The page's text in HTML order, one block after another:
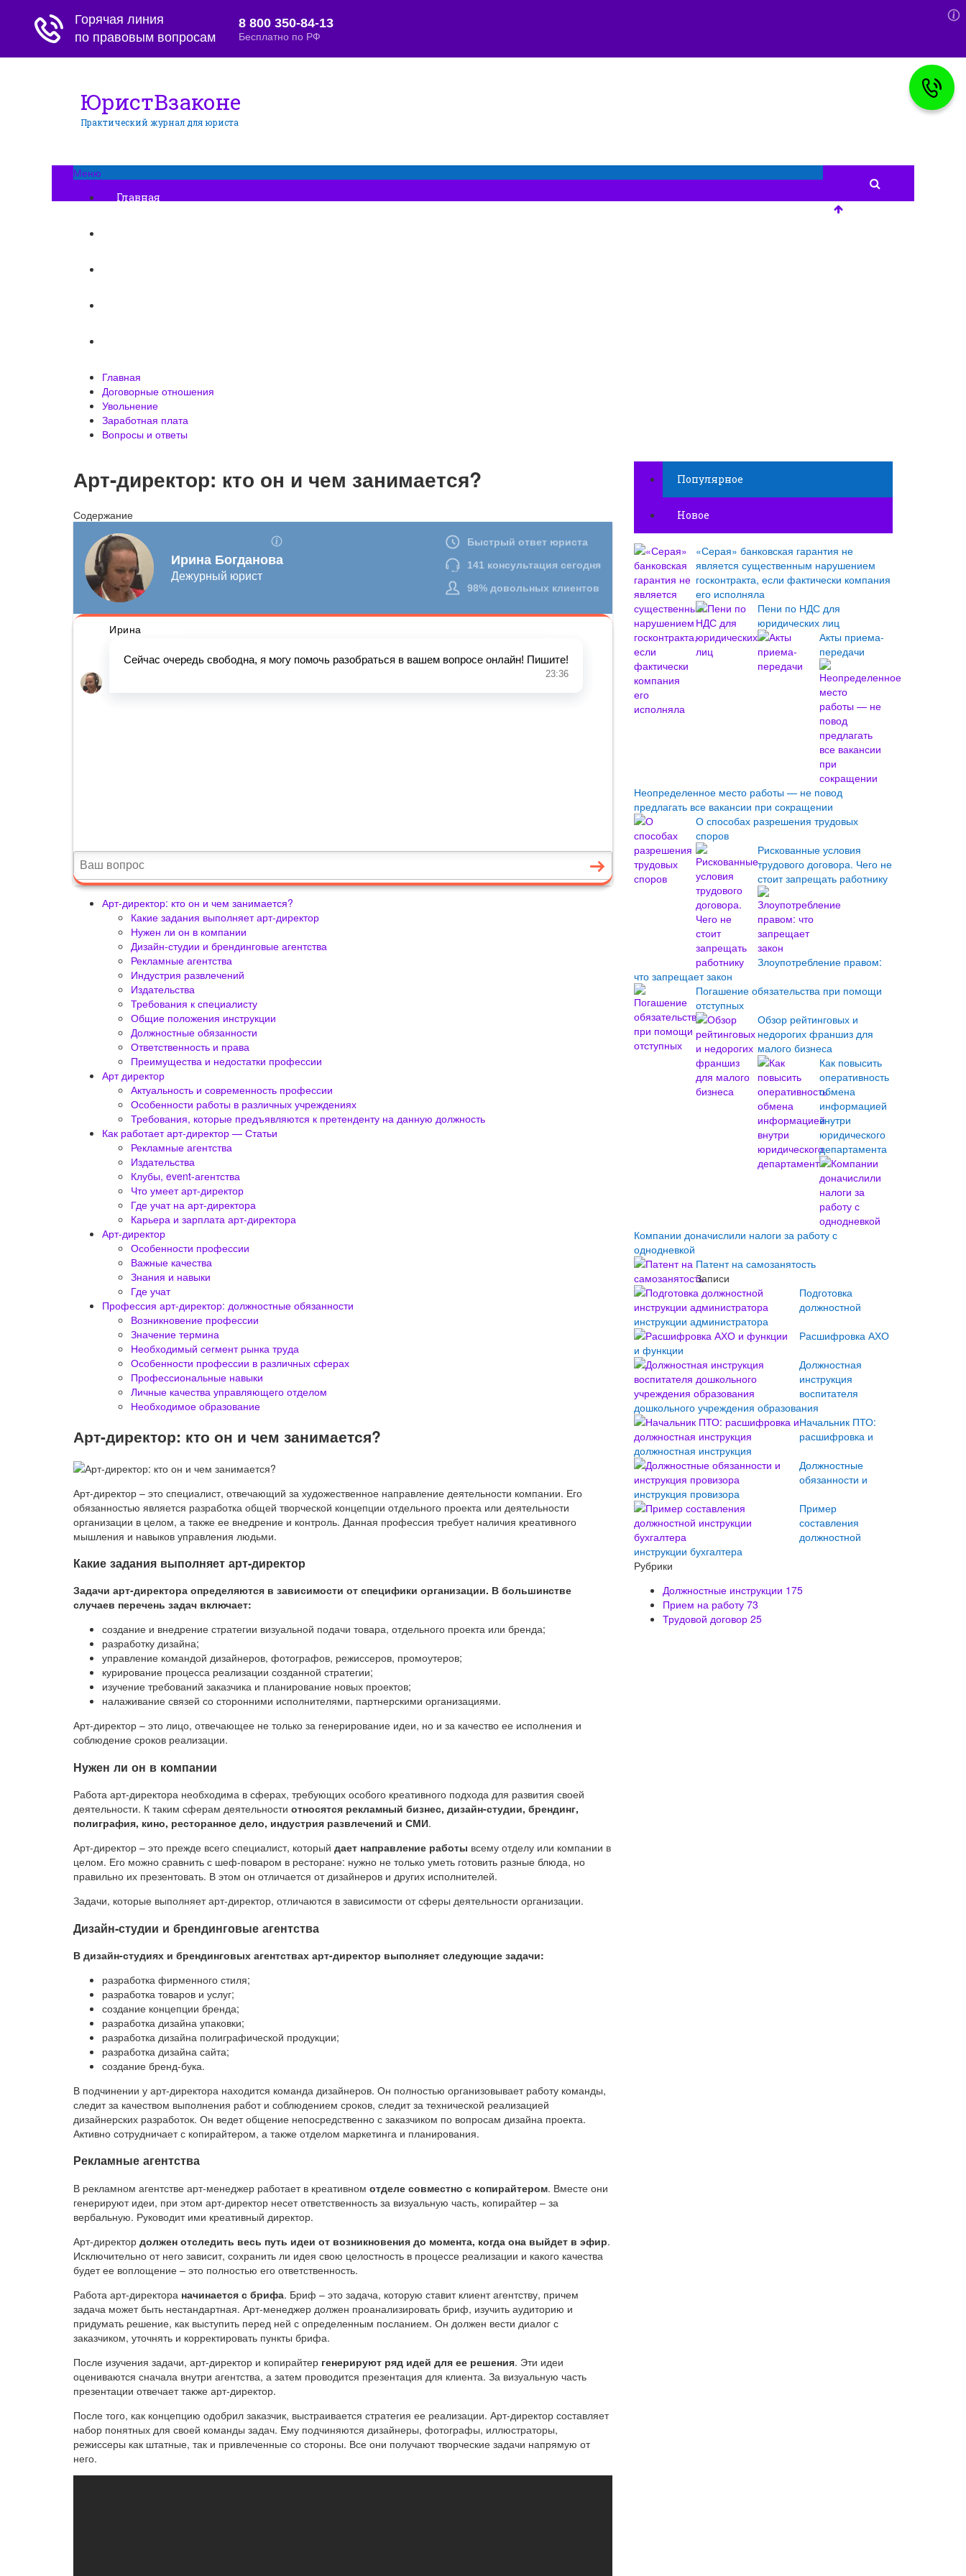
ЮристВзаконе
Практический журнал для юриста
Меню
Главная
Главная
Договорные отношения
Увольнение
Заработная плата
Вопросы и ответы
Арт-директор: кто он и чем занимается?
Содержание
Арт-директор: кто он и чем занимается?
Какие задания выполняет арт-директор
Нужен ли он в компании
Дизайн-студии и брендинговые агентства
Рекламные агентства
Индустрия развлечений
Издательства
Требования к специалисту
Общие положения инструкции
Должностные обязанности
Ответственность и права
Преимущества и недостатки профессии
Арт директор
Актуальность и современность профессии
Особенности работы в различных учреждениях
Требования, которые предъявляются к претенденту на данную должность
Как работает арт-директор — Статьи
Рекламные агентства
Издательства
Клубы, event-агентства
Что умеет арт-директор
Где учат на арт-директора
Карьера и зарплата арт-директора
Арт-директор
Особенности профессии
Важные качества
Знания и навыки
Где учат
Профессия арт-директор: должностные обязанности
Возникновение профессии
Значение термина
Необходимый сегмент рынка труда
Особенности профессии в различных сферах
Профессиональные навыки
Личные качества управляющего отделом
Необходимое образование
Арт-директор: кто он и чем занимается?
Арт-директор – это специалист, отвечающий за художественное направление деятельности компании. Его
обязанностью является разработка общей творческой концепции отдельного проекта или деятельности
организации в целом, а также ее внедрение и контроль. Данная профессия требует наличия креативного
мышления и навыков управления людьми.
Какие задания выполняет арт-директор
Задачи арт-директора определяются в зависимости от специфики организации. В большинстве
случаев перечень задач включает:
создание и внедрение стратегии визуальной подачи товара, отдельного проекта или бренда;
разработку дизайна;
управление командой дизайнеров, фотографов, режиссеров, промоутеров;
курирование процесса реализации созданной стратегии;
изучение требований заказчика и планирование новых проектов;
налаживание связей со сторонними исполнителями, партнерскими организациями.
Арт-директор – это лицо, отвечающее не только за генерирование идеи, но и за качество ее исполнения и
соблюдение сроков реализации.
Нужен ли он в компании
Работа арт-директора необходима в сферах, требующих особого креативного подхода для развития своей
деятельности. К таким сферам деятельности относятся рекламный бизнес, дизайн-студии, брендинг,
полиграфия, кино, ресторанное дело, индустрия развлечений и СМИ.
Арт-директор – это прежде всего специалист, который дает направление работы всему отделу или компании в
целом. Его можно сравнить с шеф-поваром в ресторане: нужно не только уметь готовить разные блюда, но
правильно их презентовать. В этом он отличается от дизайнеров и других исполнителей.
Задачи, которые выполняет арт-директор, отличаются в зависимости от сферы деятельности организации.
Дизайн-студии и брендинговые агентства
В дизайн-студиях и брендинговых агентствах арт-директор выполняет следующие задачи:
разработка фирменного стиля;
разработка товаров и услуг;
создание концепции бренда;
разработка дизайна упаковки;
разработка дизайна полиграфической продукции;
разработка дизайна сайта;
создание бренд-бука.
В подчинении у арт-директора находится команда дизайнеров. Он полностью организовывает работу команды,
следит за качеством выполнения работ и соблюдением сроков, следит за технической реализацией
дизайнерских разработок. Он ведет общение непосредственно с заказчиком по вопросам дизайна проекта.
Активно сотрудничает с копирайтером, а также отделом маркетинга и планирования.
Рекламные агентства
В рекламном агентстве арт-менеджер работает в креативном отделе совместно с копирайтером. Вместе они
генерируют идеи, при этом арт-директор несет ответственность за визуальную часть, копирайтер – за
вербальную. Руководит ими креативный директор.
Арт-директор должен отследить весь путь идеи от возникновения до момента, когда она выйдет в эфир.
Исключительно от него зависит, сохранить ли идея свою целостность в процессе реализации и какого качества
будет ее воплощение – это полностью его ответственность.
Работа арт-директора начинается с брифа. Бриф – это задача, которую ставит клиент агентству, причем
задача может быть нестандартная. Арт-менеджер должен проанализировать бриф, изучить аудиторию и
придумать решение, как выступить перед ней с определенным посланием. Он должен вести диалог с
заказчиком, уточнять и корректировать пункты брифа.
После изучения задачи, арт-директор и копирайтер генерируют ряд идей для ее решения. Эти идеи
оцениваются сначала внутри агентства, а затем проводится презентация для клиента. За визуальную часть
презентации отвечает также арт-директор.
После того, как концепцию одобрил заказчик, выстраивается стратегия ее реализации. Арт-директор составляет
набор понятных для своей команды задач. Ему подчиняются дизайнеры, фотографы, иллюстраторы,
режиссеры как штатные, так и привлеченные со стороны. Все они получают творческие задачи напрямую от
него.
Популярное
Новое
«Серая» банковская гарантия не
является существенным нарушением
госконтракта, если фактически компания
его исполняла
Пени по НДС для
юридических лиц
Акты приема-
передачи
Неопределенное место работы — не повод
предлагать все вакансии при сокращении
О способах разрешения трудовых
споров
Рискованные условия
трудового договора. Чего не
стоит запрещать работнику
Злоупотребление правом:
что запрещает закон
Погашение обязательства при помощи
отступных
Обзор рейтинговых и
недорогих франшиз для
малого бизнеса
Как повысить
оперативность
обмена
информацией
внутри
юридического
департамента
Компании доначислили налоги за работу с
однодневкой
Патент на самозанятость
Записи
Подготовка
должностной
инструкции администратора
Расшифровка АХО
и функции
Должностная
инструкция
воспитателя
дошкольного учреждения образования
Начальник ПТО:
расшифровка и
должностная инструкция
Должностные
обязанности и
инструкция провизора
Пример
составления
должностной
инструкции бухгалтера
Рубрики
Должностные инструкции 175
Прием на работу 73
Трудовой договор 25